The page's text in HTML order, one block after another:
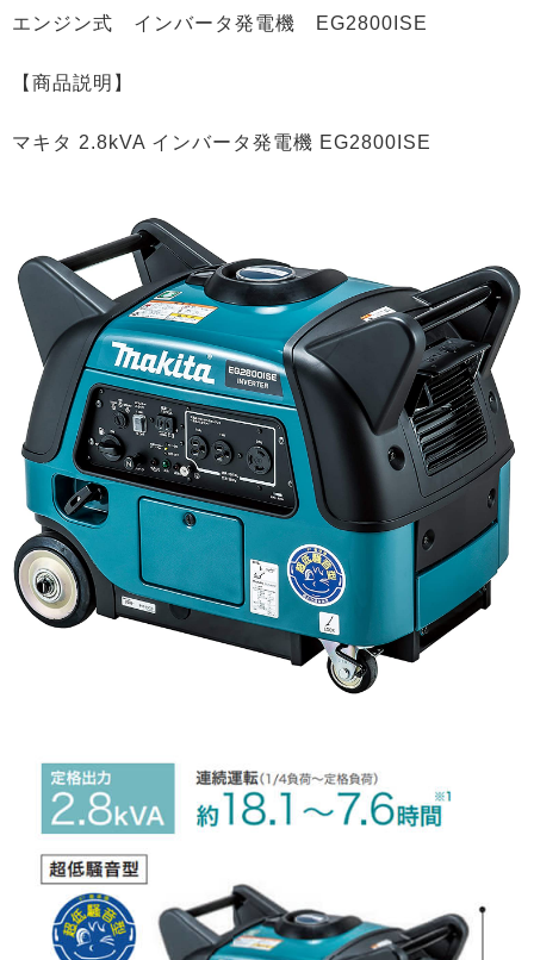
エンジン式 インバータ発電機 EG2800ISE
【商品説明】
マキタ 2.8kVA インバータ発電機 EG2800ISE